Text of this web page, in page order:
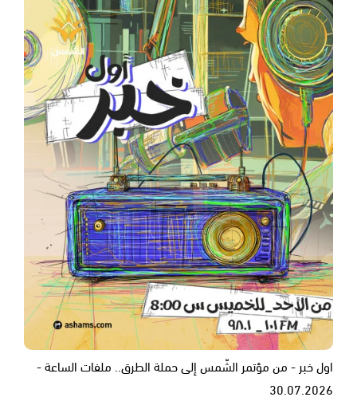
اول خبر - من مؤتمر الشّمس إلى حملة الطرق.. ملفات الساعة -
30.07.2026